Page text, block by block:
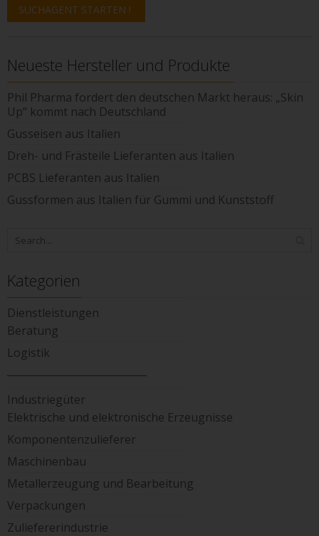
Neueste Hersteller und Produkte
Phil Pharma fordert den deutschen Markt heraus: „Skin
Up“ kommt nach Deutschland
Gusseisen aus Italien
Dreh- und Frästeile Lieferanten aus Italien
PCBS Lieferanten aus Italien
Gussformen aus Italien für Gummi und Kunststoff
Kategorien
Dienstleistungen
Beratung
Logistik
Industriegüter
Elektrische und elektronische Erzeugnisse
Komponentenzulieferer
Maschinenbau
Metallerzeugung und Bearbeitung
Verpackungen
Zuliefererindustrie